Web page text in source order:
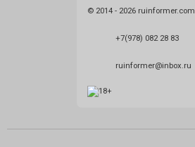
© 2014 - 2026 ruinformer.com
+7(978) 082 28 83
ruinformer@inbox.ru